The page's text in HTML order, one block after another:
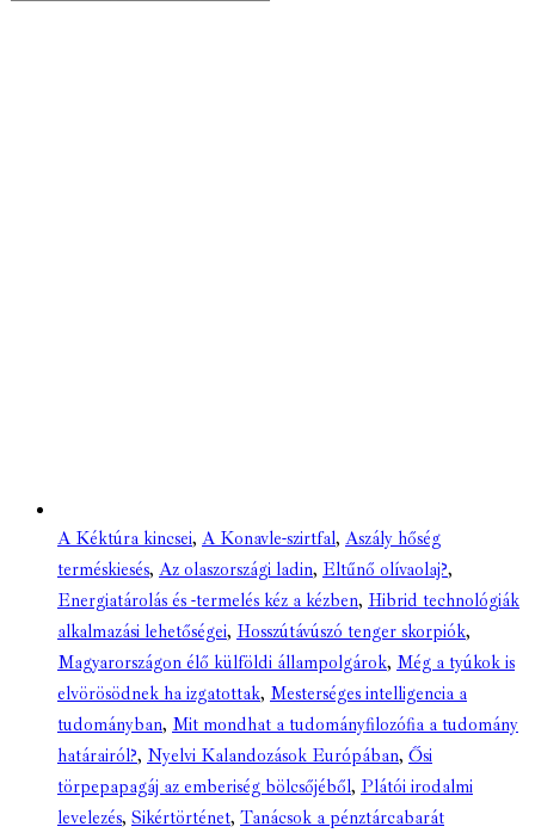
A Kéktúra kincsei, A Konavle-szirtfal, Aszály hőség
terméskiesés, Az olaszországi ladin, Eltűnő olívaolaj?,
Energiatárolás és -termelés kéz a kézben, Hibrid technológiák
alkalmazási lehetőségei, Hosszútávúszó tenger skorpiók,
Magyarországon élő külföldi állampolgárok, Még a tyúkok is
elvörösödnek ha izgatottak, Mesterséges intelligencia a
tudományban, Mit mondhat a tudományfilozófia a tudomány
határairól?, Nyelvi Kalandozások Európában, Ősi
törpepapagáj az emberiség bölcsőjéből, Plátói irodalmi
levelezés, Sikértörténet, Tanácsok a pénztárcabarát